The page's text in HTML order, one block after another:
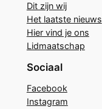
Dit zijn wij
Het laatste nieuws
Hier vind je ons
Lidmaatschap
Sociaal
Facebook
Instagram